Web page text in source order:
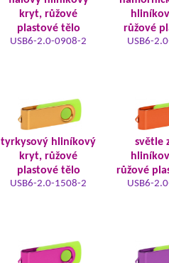
kryt, růžové
plastové tělo
USB6-2.0-0908-2
růžové
USB6-
tyrkysový hliníkový
kryt, růžové
plastové tělo
USB6-2.0-1508-2
světle
růžové
USB6-